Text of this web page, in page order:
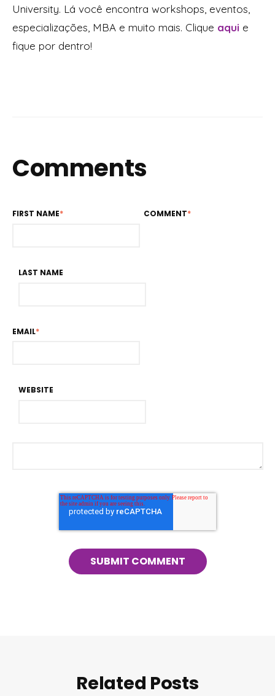
University. Lá você encontra workshops, eventos,
especializações, MBA e muito mais. Clique aqui e
fique por dentro!
Comments
FIRST NAME*
LAST NAME
EMAIL*
WEBSITE
COMMENT*
Related Posts